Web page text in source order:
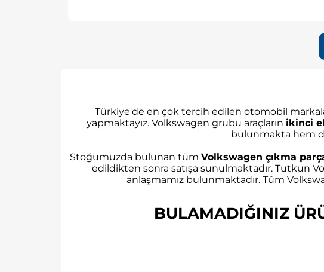
Türkiye'de en çok tercih edilen otomobil
yapmaktayız. Volkswagen grubu araçların ikinci
bulunmakta hem
Stoğumuzda bulunan tüm Volkswagen çıkma
edildikten sonra satışa sunulmaktadır. Tutkun
anlaşmamız bulunmaktadır. Tüm
BULAMADIĞINIZ